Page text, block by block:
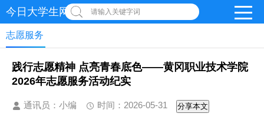
今日大学生网 | 在线投稿
请输入关键字词
志愿服务
践行志愿精神 点亮青春底色——黄冈职业技术学院
2026年志愿服务活动纪实
通讯员：小编 时间：2026-05-31 分享本文